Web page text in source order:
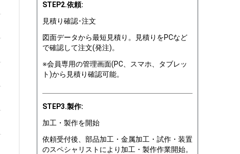
STEP2.依頼:
見積り確認･注文
図面データから最短見積り。見積りをPCなど
で確認して注文(発注)。
※会員専用の管理画面(PC、スマホ、タブレッ
ト)から見積り確認可能。
STEP3.製作:
加工・製作を開始
依頼受付後、部品加工・金属加工・試作・装置
のスペシャリストにより加工・製作作業開始。